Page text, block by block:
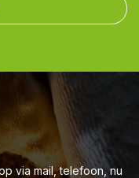
via mail, telefoon, nu